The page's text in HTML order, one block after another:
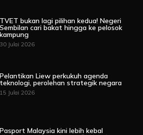
TVET bukan lagi pilihan kedua! Negeri
Sembilan cari bakat hingga ke pelosok
kampung
30 Julai 2026
Pelantikan Liew perkukuh agenda
teknologi, perolehan strategik negara
15 Julai 2026
Pasport Malaysia kini lebih kebal